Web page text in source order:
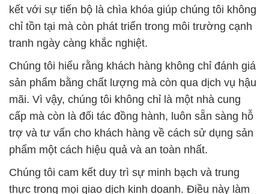
kết với sự tiến bộ là chìa khóa giúp chúng tôi không
chỉ tồn tại mà còn phát triển trong môi trường cạnh
tranh ngày càng khắc nghiệt.
Chúng tôi hiểu rằng khách hàng không chỉ đánh giá
sản phẩm bằng chất lượng mà còn qua dịch vụ hậu
mãi. Vì vậy, chúng tôi không chỉ là một nhà cung
cấp mà còn là đối tác đồng hành, luôn sẵn sàng hỗ
trợ và tư vấn cho khách hàng về cách sử dụng sản
phẩm một cách hiệu quả và an toàn nhất.
Chúng tôi cam kết duy trì sự minh bạch và trung
thực trong mọi giao dịch kinh doanh. Điều này làm